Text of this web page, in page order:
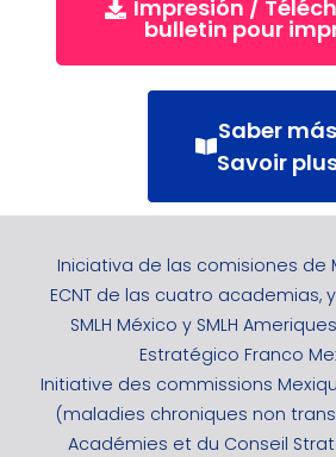
Impresión /
bulletin pour
Saber más
Savoir
Iniciativa de las comisiones de
ECNT de las cuatro academias, y
SMLH México y SMLH
Estratégico Franco
Initiative des commissions
(maladies chroniques non
Académies et du Conseil